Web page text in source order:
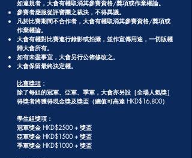
如違規者，大會有權取消其參賽資格/獎項或作棄權論。
參賽者應服從評審團之裁決，不得異議。
凡於比賽期間不合作者，大會有權取消其參賽資格/獎項或
作棄權論。
大會有權對比賽進行錄影或拍攝，並作宣傳用途，一切版權
歸大會所有。
如有未盡事宜，大會另行公佈修改之。
大會保留最終決定權。
比賽獎項 ：
除了每組的冠軍、亞軍、季軍，大會亦另設［全場人氣獎］
得獎者將獲得現金獎及獎盃（總值可高達 HKD$16,800）
學生組獎項：
冠軍獎金 HKD$2500 + 獎盃
亞軍獎金 HKD$1500 + 獎盃
季軍獎金 HKD$1000 + 獎盃